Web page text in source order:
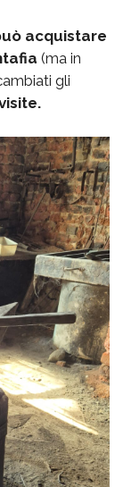
acquistare
(ma in
gli